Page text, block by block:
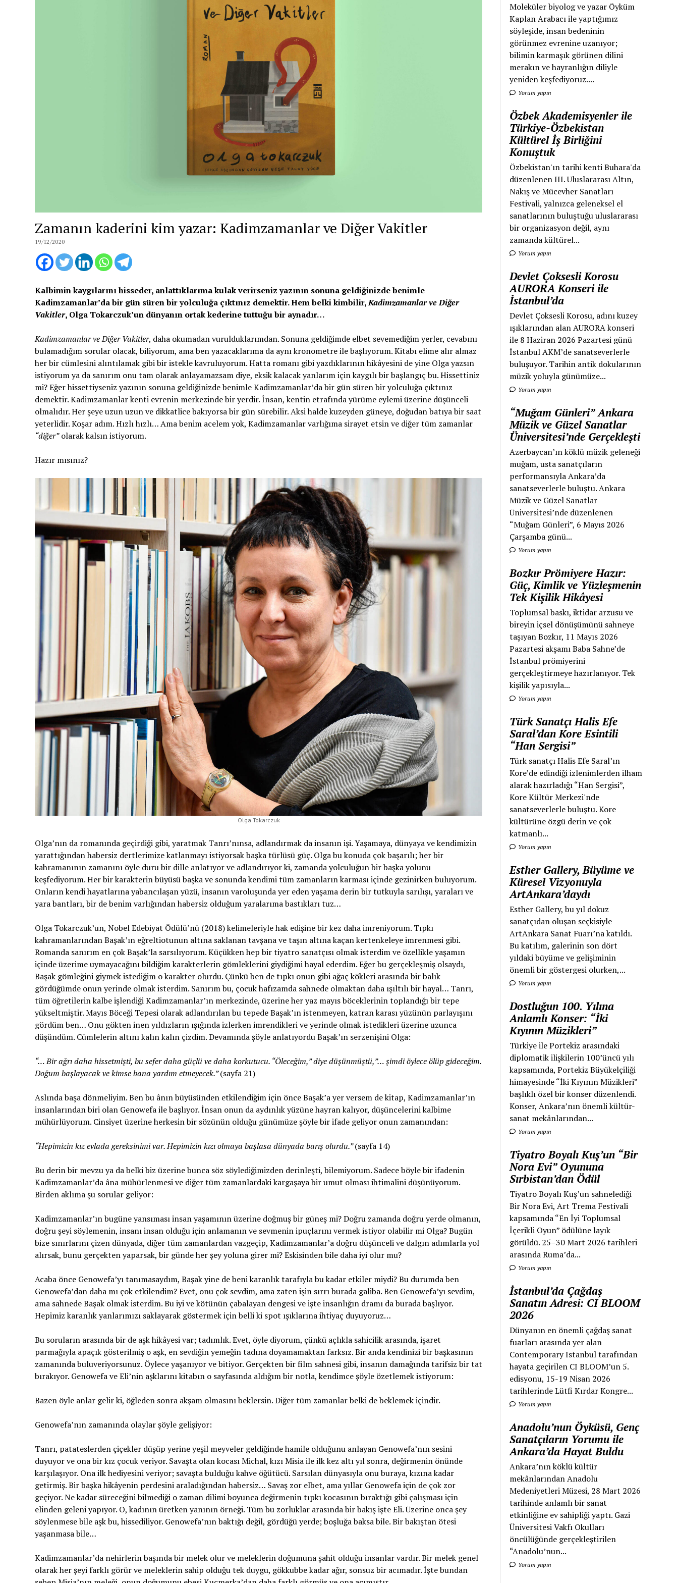
Zamanın kaderini kim yazar: Kadimzamanlar ve Diğer Vakitler
19/12/2020
Kalbimin kaygılarını hisseder, anlattıklarıma kulak verirseniz yazının sonuna geldiğinizde benimle
Kadimzamanlar’da bir gün süren bir yolculuğa çıktınız demektir. Hem belki kimbilir,Kadimzamanlar ve Diğer
Vakitler, Olga Tokarczuk’un dünyanın ortak kederine tuttuğu bir aynadır…
Kadimzamanlar ve Diğer Vakitler, daha okumadan vurulduklarımdan. Sonuna geldiğimde elbet sevemediğim yerler, cevabını
bulamadığım sorular olacak, biliyorum, ama ben yazacaklarıma da aynı kronometre ile başlıyorum. Kitabı elime alır almaz
her bir cümlesini alıntılamak gibi bir istekle kavruluyorum. Hatta romanı gibi yazdıklarının hikâyesini de yine Olga yazsın
istiyorum ya da sanırım onu tam olarak anlayamazsam diye, eksik kalacak yanlarım için kaygılı bir başlangıç bu. Hissettiniz
mi? Eğer hissettiyseniz yazının sonuna geldiğinizde benimle Kadimzamanlar’da bir gün süren bir yolculuğa çıktınız
demektir. Kadimzamanlar kenti evrenin merkezinde bir yerdir. İnsan, kentin etrafında yürüme eylemi üzerine düşünceli
olmalıdır. Her şeye uzun uzun ve dikkatlice bakıyorsa bir gün sürebilir. Aksi halde kuzeyden güneye, doğudan batıya bir saat
yeterlidir. Koşar adım. Hızlı hızlı… Ama benim acelem yok, Kadimzamanlar varlığıma sirayet etsin ve diğer tüm zamanlar
“diğer”olarak kalsın istiyorum.
Hazır mısınız?
Olga Tokarczuk
Olga’nın da romanında geçirdiği gibi, yaratmak Tanrı’nınsa, adlandırmak da insanın işi. Yaşamaya, dünyaya ve kendimizin
yarattığından habersiz dertlerimize katlanmayı istiyorsak başka türlüsü güç. Olga bu konuda çok başarılı; her bir
kahramanının zamanını öyle duru bir dille anlatıyor ve adlandırıyor ki, zamanda yolculuğun bir başka yolunu
keşfediyorum. Her bir karakterin büyüsü başka ve sonunda kendimi tüm zamanların karması içinde gezinirken buluyorum.
Onların kendi hayatlarına yabancılaşan yüzü, insanın varoluşunda yer eden yaşama derin bir tutkuyla sarılışı, yaraları ve
yara bantları, bir de benim varlığından habersiz olduğum yaralarıma bastıkları tuz…
Olga Tokarczuk’un, Nobel Edebiyat Ödülü’nü (2018) kelimeleriyle hak edişine bir kez daha imreniyorum. Tıpkı
kahramanlarından Başak’ın eğreltiotunun altına saklanan tavşana ve taşın altına kaçan kertenkeleye imrenmesi gibi.
Romanda sanırım en çok Başak’la sarsılıyorum. Küçükken hep bir tiyatro sanatçısı olmak isterdim ve özellikle yaşamın
içinde üzerime uymayacağını bildiğim karakterlerin gömleklerini giydiğimi hayal ederdim. Eğer bu gerçekleşmiş olsaydı,
Başak gömleğini giymek istediğim o karakter olurdu. Çünkü ben de tıpkı onun gibi ağaç kökleri arasında bir balık
gördüğümde onun yerinde olmak isterdim. Sanırım bu, çocuk hafızamda sahnede olmaktan daha ışıltılı bir hayal… Tanrı,
tüm öğretilerin kalbe işlendiği Kadimzamanlar’ın merkezinde, üzerine her yaz mayıs böceklerinin toplandığı bir tepe
yükseltmiştir. Mayıs Böceği Tepesi olarak adlandırılan bu tepede Başak’ın istenmeyen, katran karası yüzünün parlayışını
gördüm ben… Onu gökten inen yıldızların ışığında izlerken imrendikleri ve yerinde olmak istedikleri üzerine uzunca
düşündüm. Cümlelerin altını kalın kalın çizdim. Devamında şöyle anlatıyordu Başak’ın serzenişini Olga:
“… Bir ağrı daha hissetmişti, bu sefer daha güçlü ve daha korkutucu. “Öleceğim,” diye düşünmüştü,”… şimdi öylece ölüp gideceğim.
Doğum başlayacak ve kimse bana yardım etmeyecek.”(sayfa 21)
Aslında başa dönmeliyim. Ben bu ânın büyüsünden etkilendiğim için önce Başak’a yer versem de kitap, Kadimzamanlar’ın
insanlarından biri olan Genowefa ile başlıyor. İnsan onun da aydınlık yüzüne hayran kalıyor, düşüncelerini kalbime
mühürlüyorum. Cinsiyet üzerine herkesin bir sözünün olduğu günümüze şöyle bir ifade geliyor onun zamanından:
“Hepimizin kız evlada gereksinimi var. Hepimizin kızı olmaya başlasa dünyada barış olurdu.”(sayfa 14)
Bu derin bir mevzu ya da belki biz üzerine bunca söz söylediğimizden derinleşti, bilemiyorum. Sadece böyle bir ifadenin
Kadimzamanlar’da âna mühürlenmesi ve diğer tüm zamanlardaki kargaşaya bir umut olması ihtimalini düşünüyorum.
Birden aklıma şu sorular geliyor:
Kadimzamanlar’ın bugüne yansıması insan yaşamının üzerine doğmuş bir güneş mi? Doğru zamanda doğru yerde olmanın,
doğru şeyi söylemenin, insanı insan olduğu için anlamanın ve sevmenin ipuçlarını vermek istiyor olabilir mi Olga? Bugün
bize sınırlarını çizen dünyada, diğer tüm zamanlardan vazgeçip, Kadimzamanlar’a doğru düşünceli ve dalgın adımlarla yol
alırsak, bunu gerçekten yaparsak, bir günde her şey yoluna girer mi? Eskisinden bile daha iyi olur mu?
Acaba önce Genowefa’yı tanımasaydım, Başak yine de beni karanlık tarafıyla bu kadar etkiler miydi? Bu durumda ben
Genowefa’dan daha mı çok etkilendim? Evet, onu çok sevdim, ama zaten işin sırrı burada galiba. Ben Genowefa’yı sevdim,
ama sahnede Başak olmak isterdim. Bu iyi ve kötünün çabalayan dengesi ve işte insanlığın dramı da burada başlıyor.
Hepimiz karanlık yanlarımızı saklayarak göstermek için belli ki spot ışıklarına ihtiyaç duyuyoruz…
Bu soruların arasında bir de aşk hikâyesi var; tadımlık. Evet, öyle diyorum, çünkü açlıkla sahicilik arasında, işaret
parmağıyla apaçık gösterilmiş o aşk, en sevdiğin yemeğin tadına doyamamaktan farksız. Bir anda kendinizi bir başkasının
zamanında buluveriyorsunuz. Öylece yaşanıyor ve bitiyor. Gerçekten bir film sahnesi gibi, insanın damağında tarifsiz bir tat
bırakıyor. Genowefa ve Eli’nin aşklarını kitabın o sayfasında aldığım bir notla, kendimce şöyle özetlemek istiyorum:
Bazen öyle anlar gelir ki, öğleden sonra akşam olmasını beklersin. Diğer tüm zamanlar belki de beklemek içindir.
Genowefa’nın zamanında olaylar şöyle gelişiyor:
Tanrı, patateslerden çiçekler düşüp yerine yeşil meyveler geldiğinde hamile olduğunu anlayan Genowefa’nın sesini
duyuyor ve ona bir kız çocuk veriyor. Savaşta olan kocası Michal, kızı Misia ile ilk kez altı yıl sonra, değirmenin önünde
karşılaşıyor. Ona ilk hediyesini veriyor; savaşta bulduğu kahve öğütücü. Sarsılan dünyasıyla onu buraya, kızına kadar
getirmiş. Bir başka hikâyenin perdesini araladığından habersiz… Savaş zor elbet, ama yıllar Genowefa için de çok zor
geçiyor. Ne kadar süreceğini bilmediği o zaman dilimi boyunca değirmenin tıpkı kocasının bıraktığı gibi çalışması için
elinden geleni yapıyor. O, kadının üretken yanının örneği. Tüm bu zorluklar arasında bir bakış işte Eli. Üzerine onca şey
söylenmese bile aşk bu, hissediliyor. Genowefa’nın baktığı değil, gördüğü yerde; boşluğa baksa bile. Bir bakıştan ötesi
yaşanmasa bile…
Kadimzamanlar’da nehirlerin başında bir melek olur ve meleklerin doğumuna şahit olduğu insanlar vardır. Bir melek genel
olarak her şeyi farklı görür ve meleklerin sahip olduğu tek duygu, gökkubbe kadar ağır, sonsuz bir acımadır. İşte bundan
Moleküler biyolog ve yazar Öyküm
Kaplan Arabacı ile yaptığımız
söyleşide, insan bedeninin
görünmez evrenine uzanıyor;
bilimin karmaşık görünen dilini
merakın ve hayranlığın diliyle
yeniden keşfediyoruz....
Yorum yapın
Özbek Akademisyenler ile
Türkiye-Özbekistan
Kültürel İş Birliğini
Konuştuk
Özbekistan'ın tarihi kenti Buhara'da
düzenlenen III. Uluslararası Altın,
Nakış ve Mücevher Sanatları
Festivali, yalnızca geleneksel el
sanatlarının buluştuğu uluslararası
bir organizasyon değil, aynı
zamanda kültürel...
Yorum yapın
Devlet Çoksesli Korosu
AURORA Konseri ile
İstanbul’da
Devlet Çoksesli Korosu, adını kuzey
ışıklarından alan AURORA konseri
ile 8 Haziran 2026 Pazartesi günü
İstanbul AKM’de sanatseverlerle
buluşuyor. Tarihin antik dokularının
müzik yoluyla günümüze...
Yorum yapın
“Muğam Günleri” Ankara
Müzik ve Güzel Sanatlar
Üniversitesi’nde Gerçekleşti
Azerbaycan’ın köklü müzik geleneği
muğam, usta sanatçıların
performansıyla Ankara’da
sanatseverlerle buluştu. Ankara
Müzik ve Güzel Sanatlar
Üniversitesi’nde düzenlenen
“Muğam Günleri”, 6 Mayıs 2026
Çarşamba günü...
Yorum yapın
Bozkır Prömiyere Hazır:
Güç, Kimlik ve Yüzleşmenin
Tek Kişilik Hikâyesi
Toplumsal baskı, iktidar arzusu ve
bireyin içsel dönüşümünü sahneye
taşıyan Bozkır, 11 Mayıs 2026
Pazartesi akşamı Baba Sahne’de
İstanbul prömiyerini
gerçekleştirmeye hazırlanıyor. Tek
kişilik yapısıyla...
Yorum yapın
Türk Sanatçı Halis Efe
Saral’dan Kore Esintili
“Han Sergisi”
Türk sanatçı Halis Efe Saral’ın
Kore’de edindiği izlenimlerden ilham
alarak hazırladığı “Han Sergisi”,
Kore Kültür Merkezi'nde
sanatseverlerle buluştu. Kore
kültürüne özgü derin ve çok
katmanlı...
Yorum yapın
Esther Gallery, Büyüme ve
Küresel Vizyonuyla
ArtAnkara’daydı
Esther Gallery, bu yıl dokuz
sanatçıdan oluşan seçkisiyle
ArtAnkara Sanat Fuarı’na katıldı.
Bu katılım, galerinin son dört
yıldaki büyüme ve gelişiminin
önemli bir göstergesi olurken,...
Yorum yapın
Dostluğun 100. Yılına
Anlamlı Konser: “İki
Kıyının Müzikleri”
Türkiye ile Portekiz arasındaki
diplomatik ilişkilerin 100’üncü yılı
kapsamında, Portekiz Büyükelçiliği
himayesinde “İki Kıyının Müzikleri”
başlıklı özel bir konser düzenlendi.
Konser, Ankara’nın önemli kültür-
sanat mekânlarından...
Yorum yapın
Tiyatro Boyalı Kuş’un “Bir
Nora Evi” Oyununa
Sırbistan’dan Ödül
Tiyatro Boyalı Kuş’un sahnelediği
Bir Nora Evi, Art Trema Festivali
kapsamında “En İyi Toplumsal
İçerikli Oyun” ödülüne layık
görüldü. 25–30 Mart 2026 tarihleri
arasında Ruma’da...
Yorum yapın
İstanbul’da Çağdaş
Sanatın Adresi: CI BLOOM
2026
Dünyanın en önemli çağdaş sanat
fuarları arasında yer alan
Contemporary Istanbul tarafından
hayata geçirilen CI BLOOM’un 5.
edisyonu, 15-19 Nisan 2026
tarihlerinde Lütfi Kırdar Kongre...
Yorum yapın
Anadolu’nun Öyküsü, Genç
Sanatçıların Yorumu ile
Ankara’da Hayat Buldu
Ankara’nın köklü kültür
mekânlarından Anadolu
Medeniyetleri Müzesi, 28 Mart 2026
tarihinde anlamlı bir sanat
etkinliğine ev sahipliği yaptı. Gazi
Üniversitesi Vakfı Okulları
öncülüğünde gerçekleştirilen
“Anadolu’nun...
Yorum yapın